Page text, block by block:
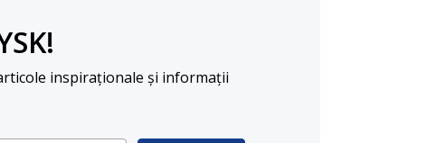
inspiraționale și informații